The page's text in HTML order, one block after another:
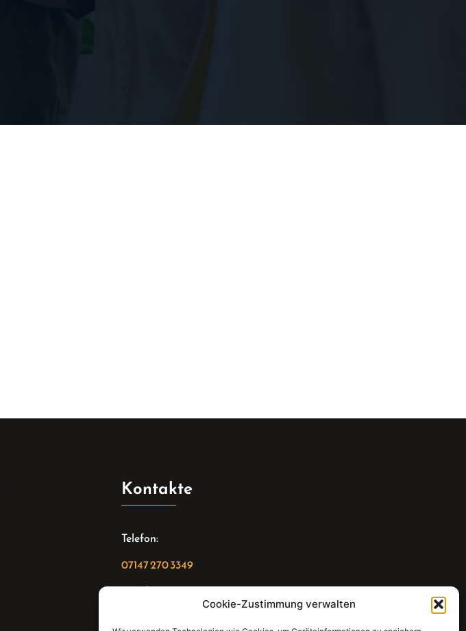
Cookie-Zustimmung verwalten
Kontakte
Telefon:
07147 270 3349
Email: